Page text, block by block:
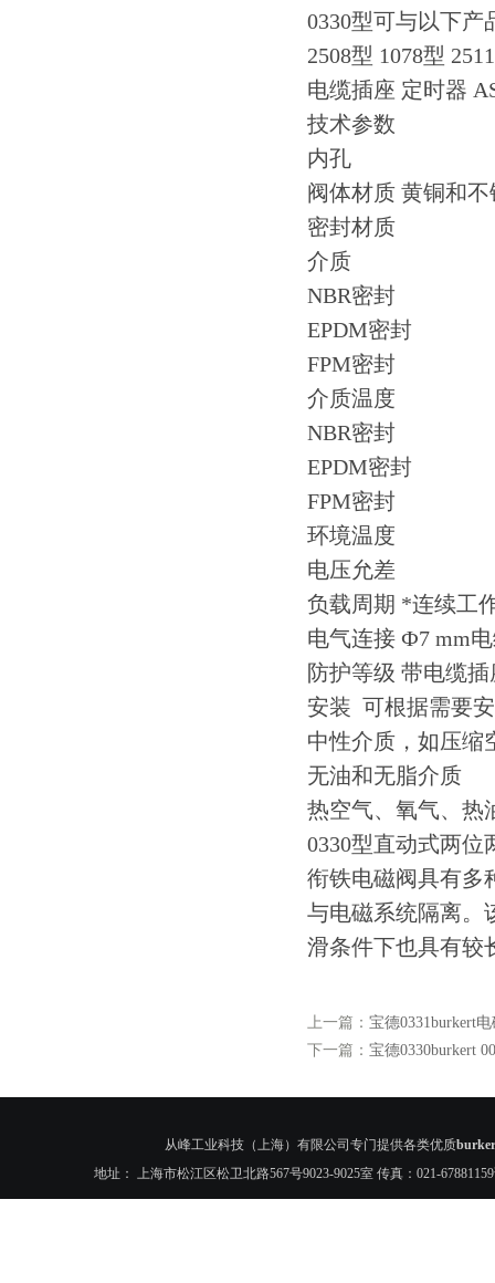
0330型可与以下产
2508型 1078型
电缆插座 定时器
技术参数
内孔
阀体材质 黄铜和不
密封材质
介质
NBR密封
EPDM密封
FPM密封
介质温度
NBR密封
EPDM密封
FPM密封
环境温度
电压允差
负载周期 *连续工
电气连接 Ф7 mm
防护等级 带电缆插
安装 可根据需要
中性介质，如压缩
无油和无脂介质
热空气、氧气、热
0330型直动式两位
衔铁电磁阀具有多
与电磁系统隔离。
滑条件下也具有较
上一篇： 宝德0331burkert
下一篇： 宝德0330burkert
从峰工业科技（上海）有限公司专门提供各类优质
地址： 上海市松江区松卫北路567号9023-9025室 传真：021-